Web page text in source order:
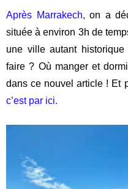
Après Marrakech, on a
située à environ 3h de
une ville autant
faire ? Où manger et
dans ce nouvel article ! Et
c’est par ici.